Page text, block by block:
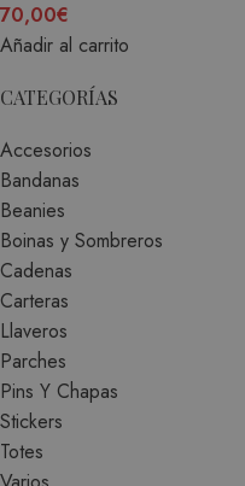
CATEGORÍAS
Accesorios
Bandanas
Beanies
Boinas y Sombreros
Cadenas
Carteras
Llaveros
Parches
Pins Y Chapas
Stickers
Totes
70,00€
Añadir al carrito